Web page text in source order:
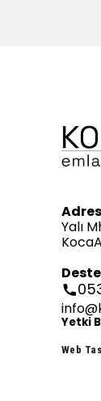
Adres
Yalı
Yetki
Web